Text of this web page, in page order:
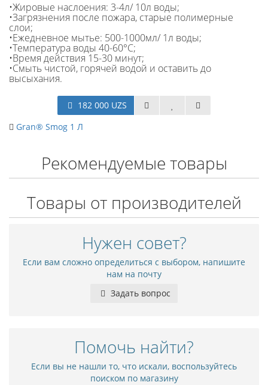
•Жировые наслоения: 3-4л/ 10л воды;
•Загрязнения после пожара, старые полимерные
слои;
•Ежедневное мытье: 500-1000мл/ 1л воды;
•Температура воды 40-60°C;
•Время действия 15-30 минут;
•Смыть чистой, горячей водой и оставить до
высыхания.
182 000 UZS
Gran® Smog 1 Л
Рекомендуемые товары
Товары от производителей
Нужен совет?
Если вам сложно определиться с выбором, напишите
нам на почту
Задать вопрос
Помочь найти?
Если вы не нашли то, что искали, воспользуйтесь
поиском по магазину